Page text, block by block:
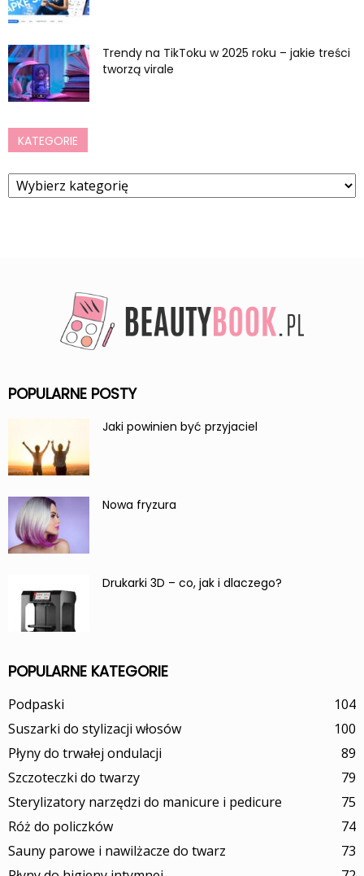
Trendy na TikToku w 2025 roku – jakie treści
tworzą virale
KATEGORIE
Kategorie
POPULARNE POSTY
Jaki powinien być przyjaciel
Nowa fryzura
Drukarki 3D – co, jak i dlaczego?
POPULARNE KATEGORIE
Podpaski
104
Suszarki do stylizacji włosów
100
Płyny do trwałej ondulacji
89
Szczoteczki do twarzy
79
Sterylizatory narzędzi do manicure i pedicure
75
Róż do policzków
74
Sauny parowe i nawilżacze do twarz
73